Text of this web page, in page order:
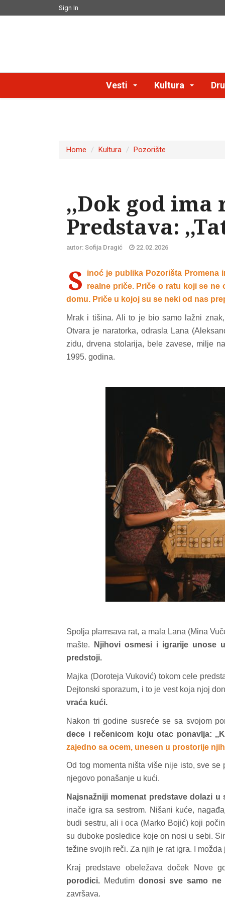
Sign In
Vesti Kultura
Home Kultura Pozorište
,,Dok god ima
Predstava:
autor: Sofija Dragić 22.02.2026
S
inoć je publika Pozorišta Promena
realne priče. Priče o ratu koji se
domu. Priče u kojoj su se neki od nas
Mrak i tišina. Ali to je bio samo lažni
Otvara je naratorka, odrasla Lana
zidu, drvena stolarija, bele zavese, milje
1995. godina.
Spolja plamsava rat, a mala Lana (Mina
mašte.
Njihovi osmesi i igrarije unose
predstoji.
Majka (Doroteja Vuković) tokom cele
Dejtonski sporazum, i to je vest koja njoj
vraća kući.
Nakon tri godine susreće se sa svojom
dece i rečenicom koju otac ponavlja:
zajedno sa ocem, unesen u prostorije
Od tog momenta ništa više nije isto, sve
njegovo ponašanje u kući.
Najsnažniji momenat predstave dolazi u
inače igra sa sestrom. Nišani kuće,
budi sestru, ali i oca (Marko Bojić) koji
su duboke posledice koje on nosi u sebi.
težine svojih reči. Za njih je rat igra. I možda
Kraj predstave obeležava doček Nove
porodici. Međutim donosi sve samo ne
završava.